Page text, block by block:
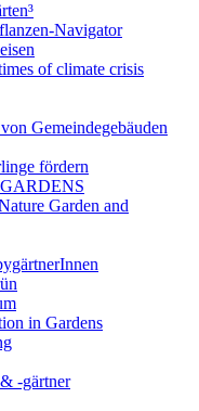
Navigator
of climate crisis
Gemeindegebäuden
fördern
Garden and
in Gardens
-gärtner